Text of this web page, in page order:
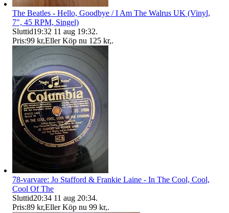
The Beatles - Hello, Goodbye / I Am The Walrus UK (Vinyl,
7", 45 RPM, Singel)
Sluttid19:32 11 aug 19:32.
Pris:99 kr,Eller Köp nu 125 kr,.
78-varvare: Jo Stafford & Frankie Laine - In The Cool, Cool,
Cool Of The
Sluttid20:34 11 aug 20:34.
Pris:89 kr,Eller Köp nu 99 kr,.